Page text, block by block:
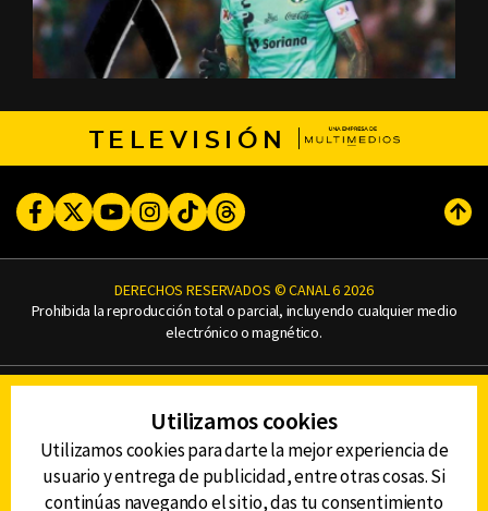
TELEVISIÓN
FacebookTwitterYoutubeInstagram
TikTokThreads
DERECHOS RESERVADOS © CANAL 6 2026
Prohibida la reproducción total o parcial, incluyendo cualquier medio
electrónico o magnético.
AVISO DE PRIVACIDAD
DEFENSORÍA DE LAS AUDIENCIAS
Utilizamos cookies
Utilizamos cookies para darte la mejor experiencia de
usuario y entrega de publicidad, entre otras cosas. Si
continúas navegando el sitio, das tu consentimiento